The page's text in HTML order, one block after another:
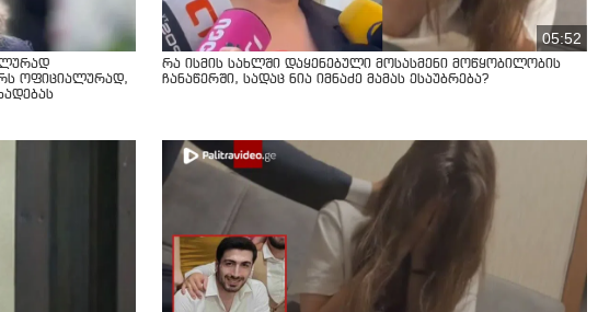
ოფიციალურად,
05:52
რა ისმის სახლში დაყენებული მოსასმენი მოწყობილობის
ჩანაწერში, სადაც ნია იმნაძე მამას ესაუბრება?